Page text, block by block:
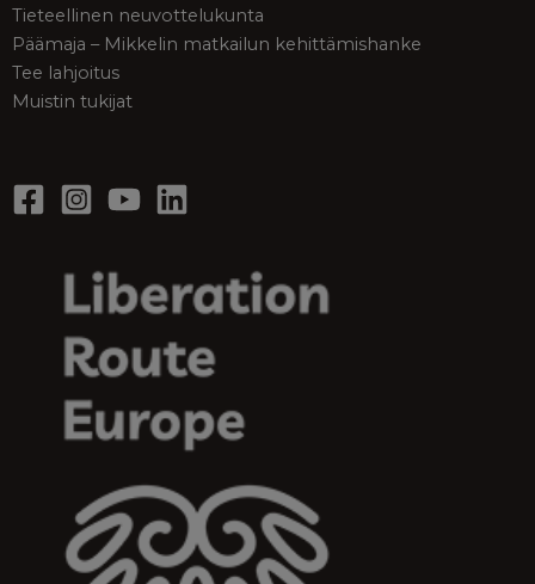
Tieteellinen neuvottelukunta
Päämaja – Mikkelin matkailun kehittämishanke
Tee lahjoitus
Muistin tukijat